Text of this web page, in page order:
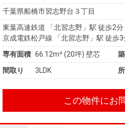
千葉県船橋市習志野台３丁目
東葉高速鉄道 「北習志野」駅 徒歩2分
京成電鉄松戸線 「北習志野」駅 徒歩3
専有面積 66.12m²(20坪) 壁芯
間取り
3LDK
この物件にお